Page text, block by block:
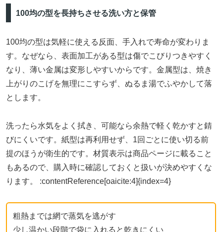
100均の型を長持ちさせる洗い方と保管
100均の型は気軽に使える反面、手入れで寿命が変わりま
す。なぜなら、表面加工がある型は傷でこびりつきやすく
なり、薄い金属は変形しやすいからです。金属型は、焼き
上がりのこげを無理にこすらず、ぬるま湯でふやかして落
とします。
洗ったら水気をよく拭き、可能なら余熱で軽く乾かすと錆
びにくいです。紙型は再利用せず、1回ごとに使い切る前
提のほうが衛生的です。材質表示は商品ページに載ること
もあるので、購入時に確認しておくと扱いが決めやすくな
ります。 :contentReference[oaicite:4]{index=4}
粗熱までは網で蒸気を逃がす
少し温かい段階で袋に入れると乾きにくい